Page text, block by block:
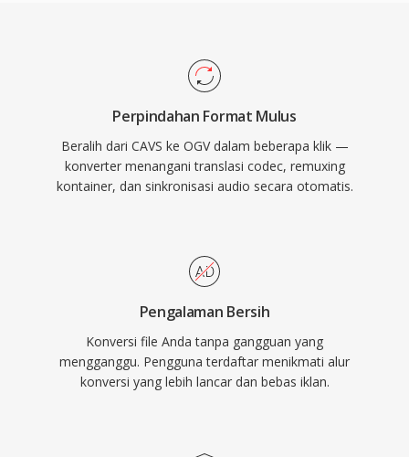
web terbuka, berfungsi sebagai salah satu
format video pertama yang bebas
diimplementasikan dan diusulkan untuk elemen
video HTML5. Firefox dan Chrome sama-sama
menyediakan dukungan OGV native,
menunjukkan bahwa video web dapat
juga mendukung audio FLAC lossless, stream
kontainer Ogg. Meskipun WebM dan AV1
sebagian besar telah menggantikan OGV dalam
lanskap video open-source, format ini tetap
Perpindahan Format Mulus
Beralih dari CAVS ke OGV dalam beberapa klik —
konverter menangani translasi codec, remuxing
kontainer, dan sinkronisasi audio secara otomatis.
Pengalaman Bersih
Konversi file Anda tanpa gangguan yang
mengganggu. Pengguna terdaftar menikmati alur
konversi yang lebih lancar dan bebas iklan.